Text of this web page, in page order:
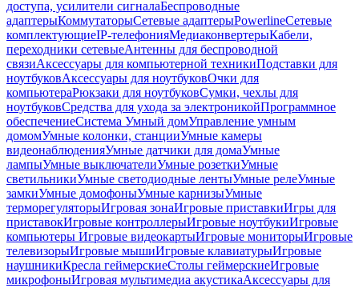
доступа, усилители сигналаБеспроводные
адаптерыКоммутаторыСетевые адаптерыPowerlineСетевые
комплектующиеIP-телефонияМедиаконвертерыКабели,
переходники сетевыеАнтенны для беспроводной
связиАксессуары для компьютерной техникиПодставки для
ноутбуковАксессуары для ноутбуковОчки для
компьютераРюкзаки для ноутбуковСумки, чехлы для
ноутбуковСредства для ухода за электроникойПрограммное
обеспечениеСистема Умный домУправление умным
домомУмные колонки, станцииУмные камеры
видеонаблюденияУмные датчики для домаУмные
лампыУмные выключателиУмные розеткиУмные
светильникиУмные светодиодные лентыУмные релеУмные
замкиУмные домофоныУмные карнизыУмные
терморегуляторыИгровая зонаИгровые приставкиИгры для
приставокИгровые контроллерыИгровые ноутбукиИгровые
компьютеры Игровые видеокартыИгровые мониторыИгровые
телевизорыИгровые мышиИгровые клавиатурыИгровые
наушникиКресла геймерскиеСтолы геймерскиеИгровые
микрофоныИгровая мультимедиа акустикаАксессуары для